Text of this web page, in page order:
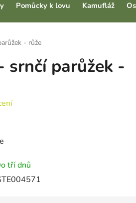
Pomůcky k lovu Kamufláž
- růže
srnčí parůžek -
5 hvězdiček.
tří dnů